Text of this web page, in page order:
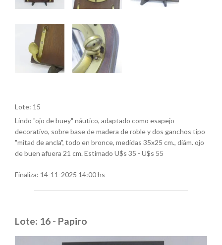
Lote: 15
Lindo "ojo de buey" náutico, adaptado como esapejo
decorativo, sobre base de madera de roble y dos ganchos tipo
"mitad de ancla", todo en bronce, medidas 35x25 cm., diám. ojo
de buen afuera 21 cm. Estimado U$s 35 - U$s 55
Finaliza: 14-11-2025 14:00 hs
Lote: 16 - Papiro